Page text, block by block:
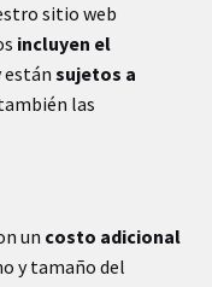
sitio web
incluyen el
están sujetos a
las
un costo adicional
y tamaño del